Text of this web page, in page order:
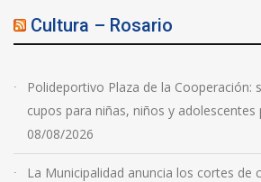
Cultura – Rosario
Polideportivo Plaza de la Cooperación:
cupos para niñas, niños y adolescentes
08/08/2026
La Municipalidad anuncia los cortes de